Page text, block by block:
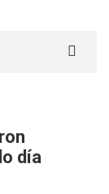
día